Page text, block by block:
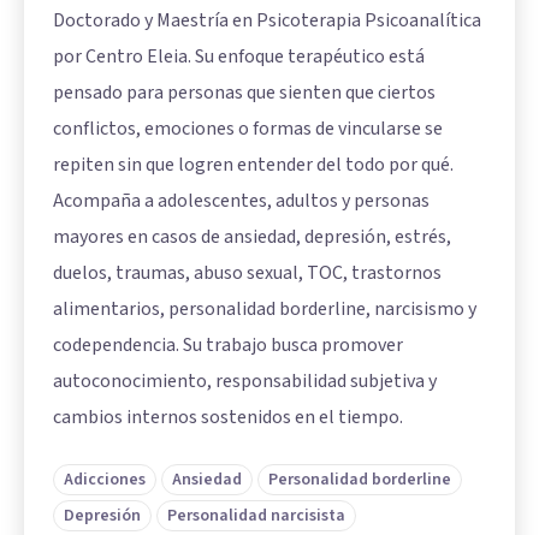
Doctorado y Maestría en Psicoterapia Psicoanalítica
por Centro Eleia. Su enfoque terapéutico está
pensado para personas que sienten que ciertos
conflictos, emociones o formas de vincularse se
repiten sin que logren entender del todo por qué.
Acompaña a adolescentes, adultos y personas
mayores en casos de ansiedad, depresión, estrés,
duelos, traumas, abuso sexual, TOC, trastornos
alimentarios, personalidad borderline, narcisismo y
codependencia. Su trabajo busca promover
autoconocimiento, responsabilidad subjetiva y
cambios internos sostenidos en el tiempo.
Adicciones Ansiedad
Personalidad borderline
Depresión
Personalidad narcisista